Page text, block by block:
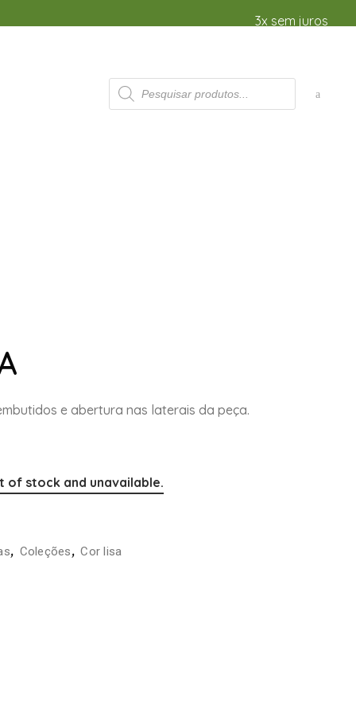
3x sem juros
e abertura nas laterais da peça.
of stock and unavailable.
, Coleções, Cor lisa